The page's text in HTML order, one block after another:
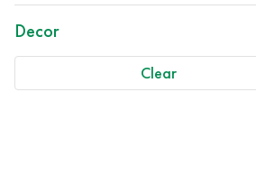
Decor
Clear